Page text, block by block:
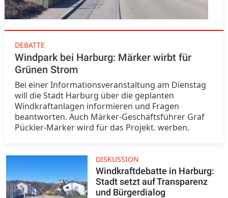
DEBATTE
Windpark bei Harburg: Märker wirbt für
Grünen Strom
Bei einer Informationsveranstaltung am Dienstag
will die Stadt Harburg über die geplanten
Windkraftanlagen informieren und Fragen
beantworten. Auch Märker-Geschäftsführer Graf
Pückler-Märker wird für das Projekt. werben.
DISKUSSION
Windkraftdebatte in Harburg:
Stadt setzt auf Transparenz
und Bürgerdialog